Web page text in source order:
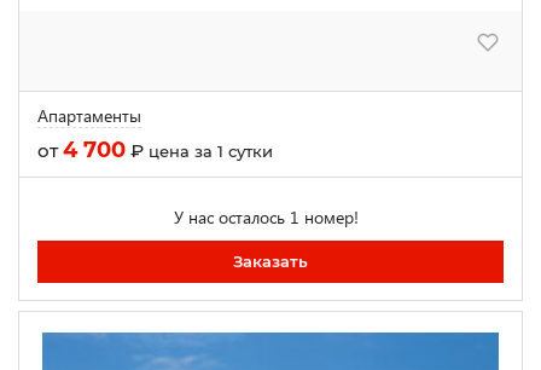
Апартаменты
от4 700 ₽ цена за 1 сутки
У нас осталось 1 номер!
Заказать